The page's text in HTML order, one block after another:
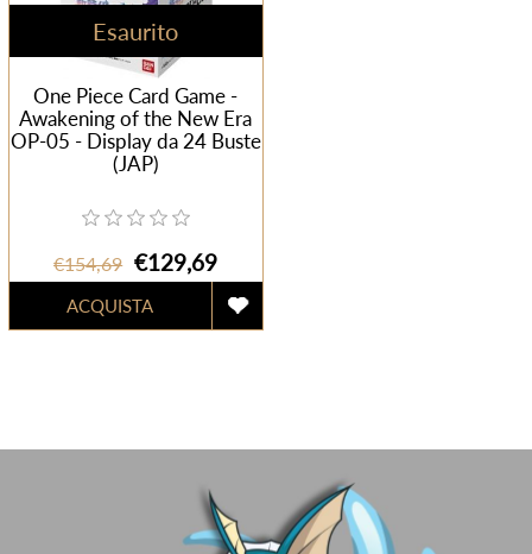
Esaurito
One Piece Card Game -
Awakening of the New Era
OP-05 - Display da 24 Buste
(JAP)
€154,69 €129,69